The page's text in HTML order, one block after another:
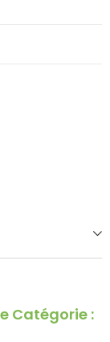
Catégorie :